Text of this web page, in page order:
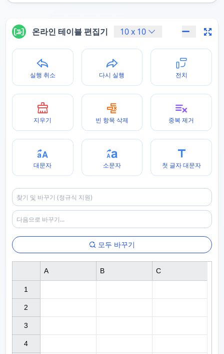
온라인 테이블 편집기 10x 10
실행 취소 다시 실행 전치
지우기 빈 항목 삭제 중복 제거
대문자 소문자 첫 글자 대문자
모두 바꾸기
1
2
3
4
A B C